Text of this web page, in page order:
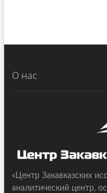
О нас
«Центр Закавказских
аналитический центр,